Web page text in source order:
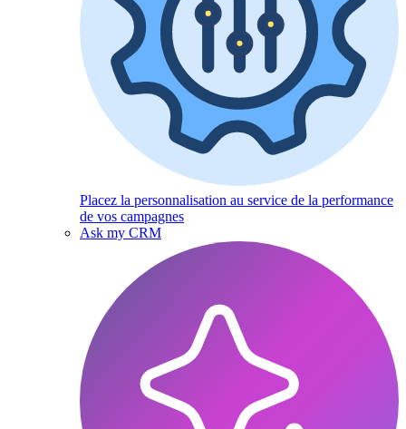
Placez la personnalisation au service de la performance
de vos campagnes
Ask my CRM